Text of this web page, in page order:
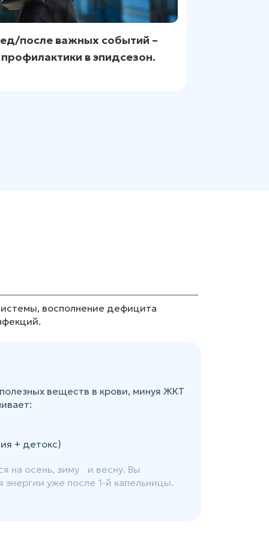
после важных событий –
в эпидсезон.
восполнение дефицита
веществ в крови, минуя ЖКТ
+ детокс)
на осень, зиму и весну. Вы
энергии уже после 1-й капельницы.